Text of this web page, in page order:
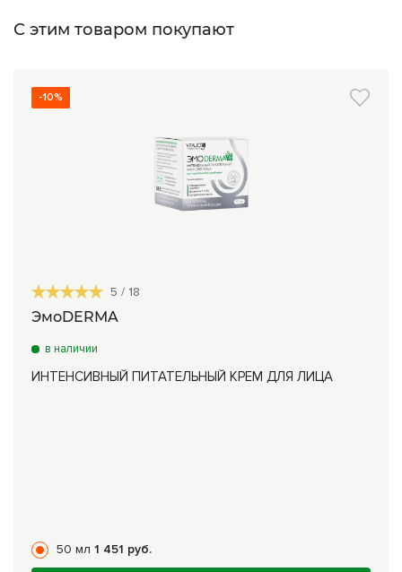
С этим товаром покупают
-10%
5 / 18
ЭмоDERMA
в наличии
ИНТЕНСИВНЫЙ ПИТАТЕЛЬНЫЙ КРЕМ ДЛЯ ЛИЦА
50 мл 1 451 руб.